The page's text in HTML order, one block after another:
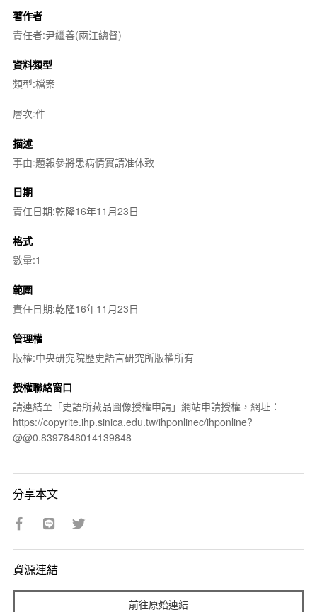
著作者
責任者:尹繼善(兩江總督)
資料類型
類型:檔案
層次:件
描述
事由:題報參將患病情實請准休致
日期
責任日期:乾隆16年11月23日
格式
數量:1
範圍
責任日期:乾隆16年11月23日
管理權
版權:中央研究院歷史語言研究所版權所有
授權聯絡窗口
請連結至「史語所藏品圖像授權申請」網站申請授權，網址：
https://copyrite.ihp.sinica.edu.tw/ihponlinec/ihponline?
@@0.8397848014139848
分享本文
資源連結
前往原始連結